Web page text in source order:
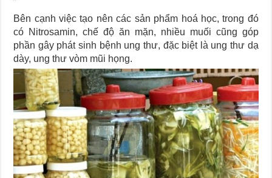
Bên cạnh việc tạo nên các sản phẩm hoá học, trong đó
có Nitrosamin, chế độ ăn mặn, nhiều muối cũng góp
phần gây phát sinh bệnh ung thư, đặc biệt là ung thư dạ
dày, ung thư vòm mũi họng.